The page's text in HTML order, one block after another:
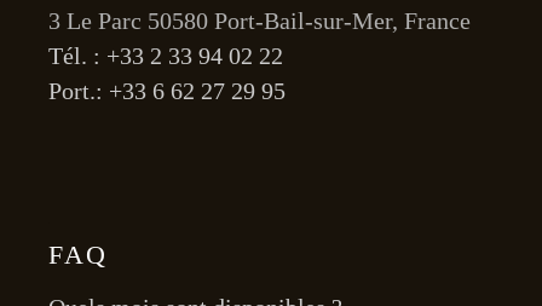
3 Le Parc 50580 Port-Bail-sur-Mer, France
Tél. : +33 2 33 94 02 22
Port.: +33 6 62 27 29 95
FAQ